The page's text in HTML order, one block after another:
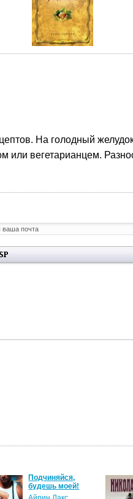
На голодный
или вегетарианцем.
Подчиняйся,
будешь моей!